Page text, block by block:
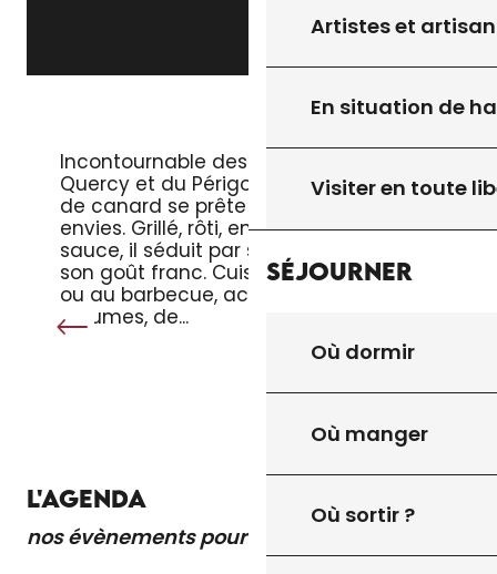
Artistes et
En situation de
Visiter en toute
Séjourner
Où dormir
Où manger
Où sortir ?
Incontournable des tables du
Quercy et du Périgord, le magret
de canard se prête à toutes les
envies. Grillé, rôti, en salade ou en
sauce, il séduit par sa tendreté et
son goût franc. Cuisiné à la poêle
ou au barbecue, accompagné de
légumes, de...
L'AGENDA
nos évènements pour vous
Lire la suite